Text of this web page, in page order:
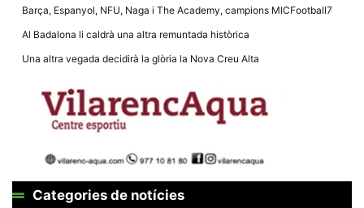
Barça, Espanyol, NFU, Naga i The Academy, campions MICFootball7
Al Badalona li caldrà una altra remuntada històrica
Una altra vegada decidirà la glòria la Nova Creu Alta
Categories de notícies
ofertes i
contingut
personalitzat.